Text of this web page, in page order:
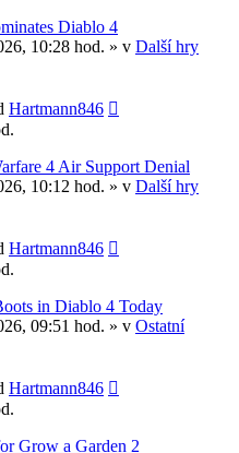
Diablo 4
10:28 hod. » v Další hry
Hartmann846
4 Air Support Denial
10:12 hod. » v Další hry
Hartmann846
in Diablo 4 Today
09:51 hod. » v Ostatní
Hartmann846
Grow a Garden 2